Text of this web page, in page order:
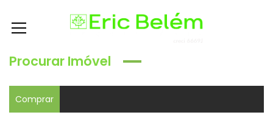
Procurar Imóvel
Comprar